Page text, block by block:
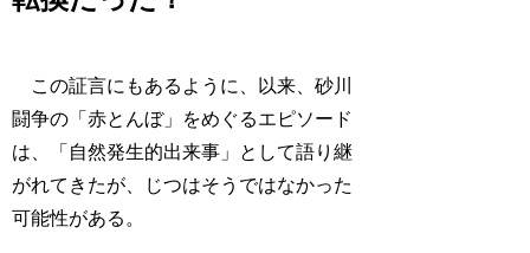
この証言にもあるように、以来、砂川
闘争の「赤とんぼ」をめぐるエピソード
は、「自然発生的出来事」として語り継
がれてきたが、じつはそうではなかった
可能性がある。